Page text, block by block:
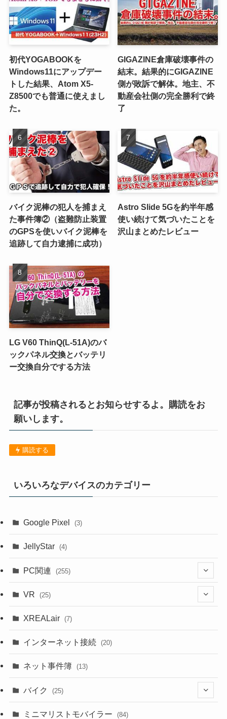
初代YOGABOOKを
Windows11にアップデー
トした結果、Atom X5-
Z8500でも普通に使えまし
た。
GIGAZINE倉庫破壊事件の
結末。結果的にGIGAZINE
側が敗訴で解体。地主、不
動産会社側の完全勝利で終
了
バイク泥棒の犯人を捕まえ
た事件簿②（盗難防止装置
のGPSを使いバイク泥棒を
追跡して自力逮捕に成功）
Astro Slide 5Gを約半年感
使い続けて気づいたことを
沢山まとめたレビュー
LG V60 ThinQ(L-51A)のバ
ックパネル交換とバッテリ
ー交換自分でする方法
記事が投稿されるとお知らせするよ。購読をお
願いします。
購読する
いろいろなデバイスのカテゴリー
Google Pixel (3)
JellyStar (4)
PC関連 (255)
(9)
(1)
(18)
(2)
VR (25)
(18)
(13)
XREALair (7)
インターネット接続 (20)
ネット事件簿 (13)
バイク (25)
(8)
ミニマリストモバイラー (84)